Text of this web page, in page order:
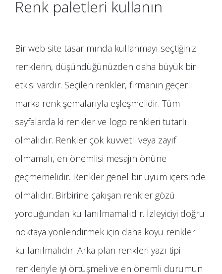
Renk paletleri kullanın
Bir web site tasarımında kullanmayı seçtiğiniz
renklerin, düşündüğünüzden daha büyük bir
etkisi vardır. Seçilen renkler, firmanın geçerli
marka renk şemalarıyla eşleşmelidir. Tüm
sayfalarda ki renkler ve logo renkleri tutarlı
olmalıdır. Renkler çok kuvvetli veya zayıf
olmamalı, en önemlisi mesajın önüne
geçmemelidir. Renkler genel bir uyum içersinde
olmalıdır. Birbirine çakışan renkler gözü
yorduğundan kullanılmamalıdır. İzleyiciyi doğru
noktaya yönlendirmek için daha koyu renkler
kullanılmalıdır. Arka plan renkleri yazı tipi
renkleriyle iyi örtüşmeli ve en önemli durumun